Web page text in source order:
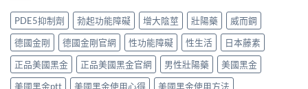
賴
性、
停
藥
反
應
與
制、
用
法
與
安
全
痛、
鼻
塞
是
正
常
勃
起
功
能
障
礙
的
照
做，
犀
利
士
（他
達
PDE5抑制劑 勃起功能障礙 增大陰莖 壯陽藥
威而鋼
德國金剛
德國金剛官網 性功能障礙 性生活
日本藤素
正品美國黑金
正品美國黑金官網 男性壯陽藥
美國黑金
美國黑金ptt
美國黑金使用心得
美國黑金使用方法